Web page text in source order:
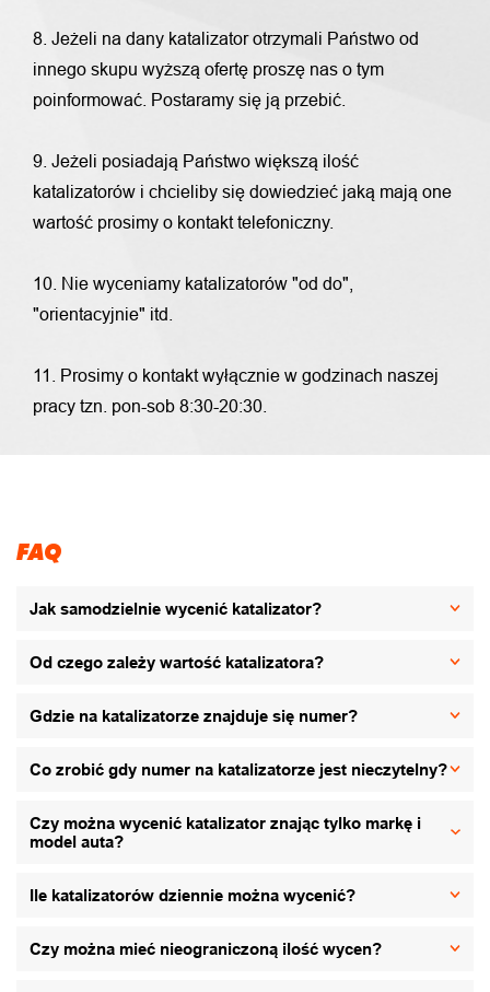
8. Jeżeli na dany katalizator otrzymali Państwo od
innego skupu wyższą ofertę proszę nas o tym
poinformować. Postaramy się ją przebić.
9. Jeżeli posiadają Państwo większą ilość
katalizatorów i chcieliby się dowiedzieć jaką mają one
wartość prosimy o kontakt telefoniczny.
10. Nie wyceniamy katalizatorów "od do",
"orientacyjnie" itd.
11. Prosimy o kontakt wyłącznie w godzinach naszej
pracy tzn. pon-sob 8:30-20:30.
FAQ
Jak samodzielnie wycenić katalizator?
Od czego zależy wartość katalizatora?
Gdzie na katalizatorze znajduje się numer?
Co zrobić gdy numer na katalizatorze jest nieczytelny?
Czy można wycenić katalizator znając tylko markę i
model auta?
Ile katalizatorów dziennie można wycenić?
Czy można mieć nieograniczoną ilość wycen?